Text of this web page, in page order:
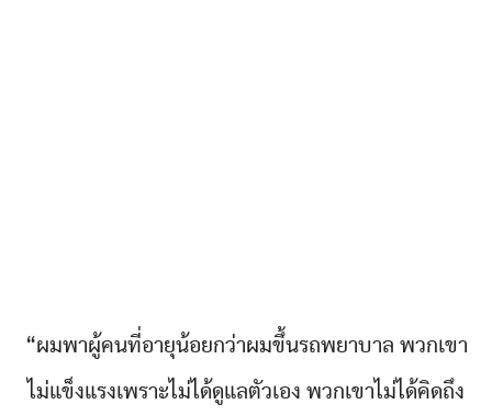
“ผมพาผู้คนที่อายุน้อยกว่าผมขึ้นรถพยาบาล พวกเขา
ไม่แข็งแรงเพราะไม่ได้ดูแลตัวเอง พวกเขาไม่ได้คิดถึง